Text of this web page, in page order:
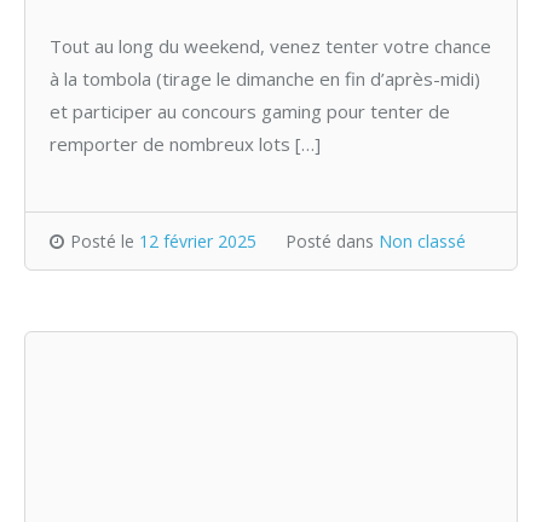
Tout au long du weekend, venez tenter votre chance
à la tombola (tirage le dimanche en fin d’après-midi)
et participer au concours gaming pour tenter de
remporter de nombreux lots […]
Posté le 12 février 2025 Posté dans Non classé